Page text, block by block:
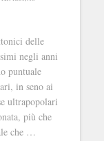
delle
negli anni
puntuale
in seno ai
ultrapopolari
più che
che …